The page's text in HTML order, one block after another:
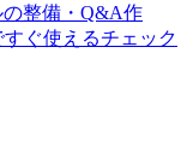
の整備・Q&A作
ぐ使えるチェック